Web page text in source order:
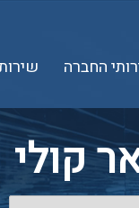
החברה
קולי